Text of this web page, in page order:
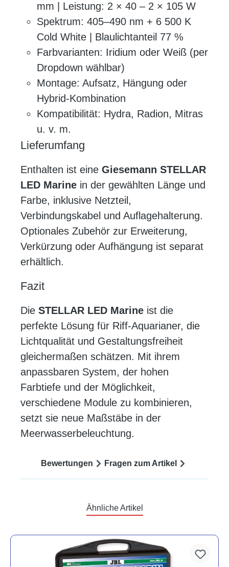
mm | Leistung: 2 × 40 – 2 × 105 W
Spektrum: 405–490 nm + 6 500 K
Cold White | Blaulichtanteil 77 %
Farbvarianten: Iridium oder Weiß (per
Dropdown wählbar)
Montage: Aufsatz, Hängung oder
Hybrid-Kombination
Kompatibilität: Hydra, Radion, Mitras
u. v. m.
Lieferumfang
Enthalten ist eine Giesemann STELLAR
LED Marine in der gewählten Länge und
Farbe, inklusive Netzteil,
Verbindungskabel und Auflagehalterung.
Optionales Zubehör zur Erweiterung,
Verkürzung oder Aufhängung ist separat
erhältlich.
Fazit
Die STELLAR LED Marine ist die
perfekte Lösung für Riff-Aquarianer, die
Lichtqualität und Gestaltungsfreiheit
gleichermaßen schätzen. Mit ihrem
anpassbaren System, der hohen
Farbtiefe und der Möglichkeit,
verschiedene Module zu kombinieren,
setzt sie neue Maßstäbe in der
Meerwasserbeleuchtung.
Bewertungen Fragen zum Artikel
Ähnliche Artikel